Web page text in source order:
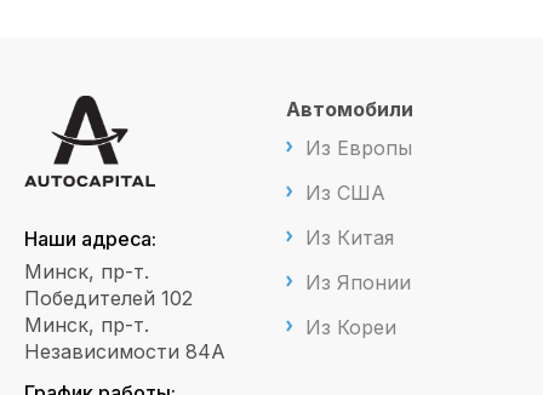
Наши адреса:
Минск, пр-т.
Победителей 102
Минск, пр-т.
Независимости 84А
Автомобили
Из Европы
Из США
Из Китая
Из Японии
Из Кореи